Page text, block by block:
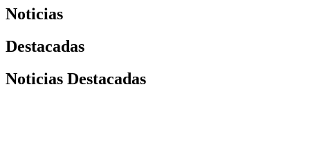
Noticias
Destacadas
Noticias Destacadas